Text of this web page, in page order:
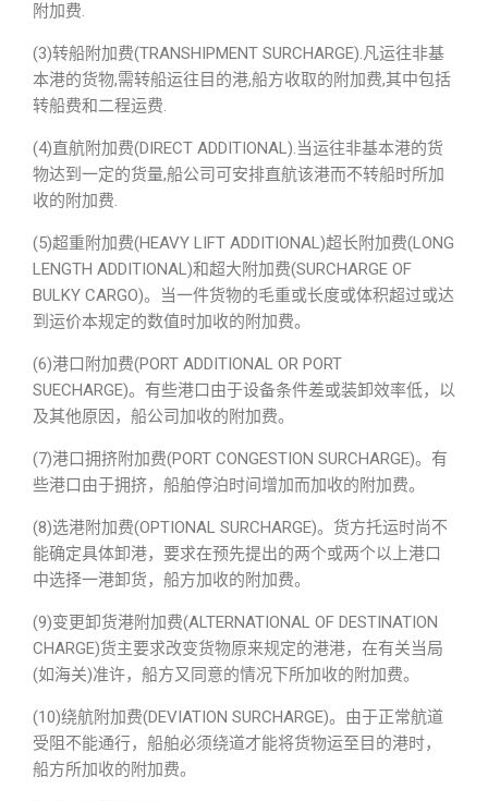
附加费.
(3)转船附加费(TRANSHIPMENT SURCHARGE).凡运往非基
本港的货物,需转船运往目的港,船方收取的附加费,其中包括
转船费和二程运费.
(4)直航附加费(DIRECT ADDITIONAL).当运往非基本港的货
物达到一定的货量,船公司可安排直航该港而不转船时所加
收的附加费.
(5)超重附加费(HEAVY LIFT ADDITIONAL)超长附加费(LONG
LENGTH ADDITIONAL)和超大附加费(SURCHARGE OF
BULKY CARGO)。当一件货物的毛重或长度或体积超过或达
到运价本规定的数值时加收的附加费。
(6)港口附加费(PORT ADDITIONAL OR PORT
SUECHARGE)。有些港口由于设备条件差或装卸效率低，以
及其他原因，船公司加收的附加费。
(7)港口拥挤附加费(PORT CONGESTION SURCHARGE)。有
些港口由于拥挤，船舶停泊时间增加而加收的附加费。
(8)选港附加费(OPTIONAL SURCHARGE)。货方托运时尚不
能确定具体卸港，要求在预先提出的两个或两个以上港口
中选择一港卸货，船方加收的附加费。
(9)变更卸货港附加费(ALTERNATIONAL OF DESTINATION
CHARGE)货主要求改变货物原来规定的港港，在有关当局
(如海关)准许，船方又同意的情况下所加收的附加费。
(10)绕航附加费(DEVIATION SURCHARGE)。由于正常航道
受阻不能通行，船舶必须绕道才能将货物运至目的港时，
船方所加收的附加费。